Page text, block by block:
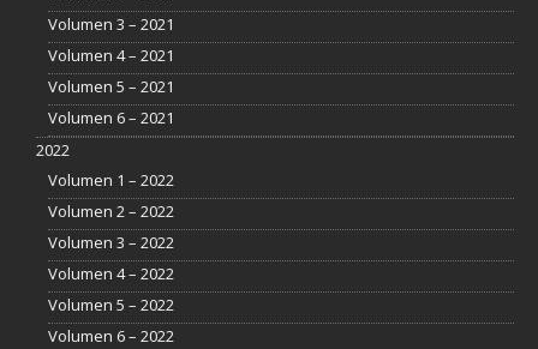
Volumen 3 – 2021
Volumen 4 – 2021
Volumen 5 – 2021
Volumen 6 – 2021
2022
Volumen 1 – 2022
Volumen 2 – 2022
Volumen 3 – 2022
Volumen 4 – 2022
Volumen 5 – 2022
Volumen 6 – 2022